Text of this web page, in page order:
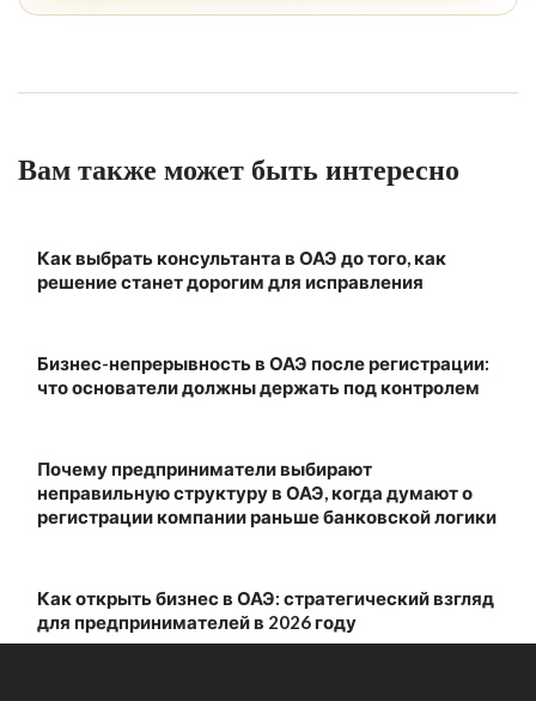
Вам также может быть интересно
Как выбрать консультанта в ОАЭ до того, как
решение станет дорогим для исправления
Бизнес-непрерывность в ОАЭ после регистрации:
что основатели должны держать под контролем
Почему предприниматели выбирают
неправильную структуру в ОАЭ, когда думают о
регистрации компании раньше банковской логики
Как открыть бизнес в ОАЭ: стратегический взгляд
для предпринимателей в 2026 году